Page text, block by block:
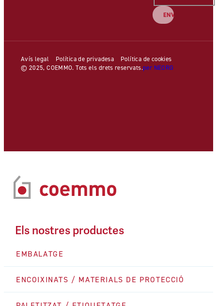
Avís legal Política de privadesa
Política de cookies
© 2025, COEMMO. Tots els drets reservats.per NEORG
Els nostres productes
EMBALATGE
ENCOIXINATS / MATERIALS DE PROTECCIÓ